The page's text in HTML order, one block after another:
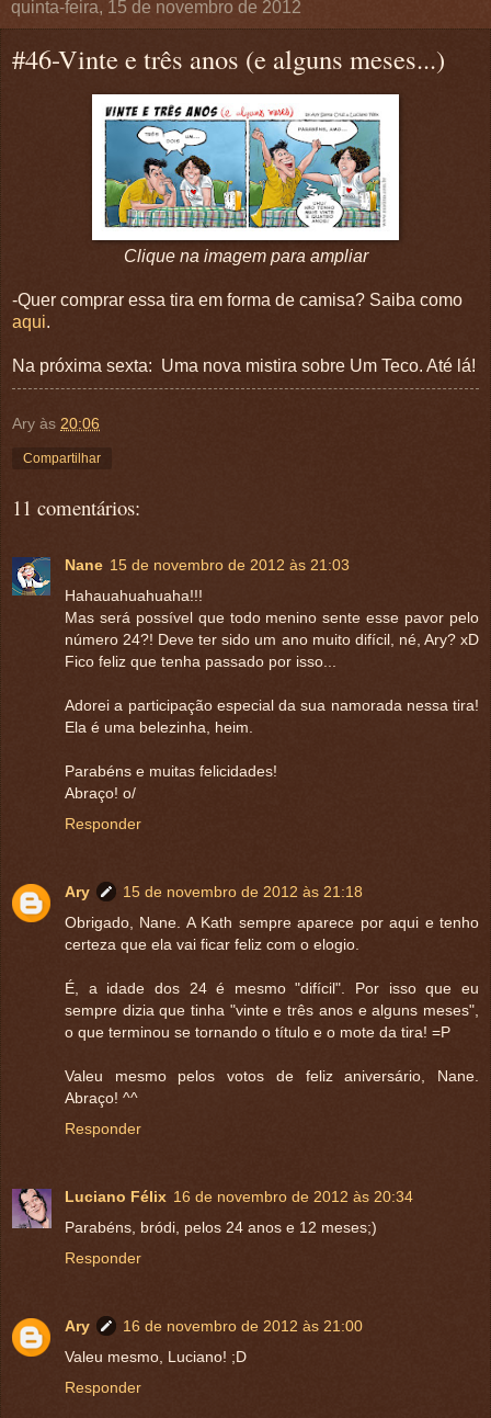
quinta-feira, 15 de novembro de 2012
#46-Vinte e três anos (e alguns meses...)
Clique na imagem para ampliar
-Quer comprar essa tira em forma de camisa? Saiba como
aqui.
Na próxima sexta: Uma nova mistira sobre Um Teco. Até lá!
Ary às 20:06
Compartilhar
11 comentários:
Nane 15 de novembro de 2012 às 21:03
Hahauahuahuaha!!!
Mas será possível que todo menino sente esse pavor pelo
número 24?! Deve ter sido um ano muito difícil, né, Ary? xD
Fico feliz que tenha passado por isso...
Adorei a participação especial da sua namorada nessa tira!
Ela é uma belezinha, heim.
Parabéns e muitas felicidades!
Abraço! o/
Responder
Ary
15 de novembro de 2012 às 21:18
Obrigado, Nane. A Kath sempre aparece por aqui e tenho
certeza que ela vai ficar feliz com o elogio.
É, a idade dos 24 é mesmo "difícil". Por isso que eu
sempre dizia que tinha "vinte e três anos e alguns meses",
o que terminou se tornando o título e o mote da tira! =P
Valeu mesmo pelos votos de feliz aniversário, Nane.
Abraço! ^^
Responder
Luciano Félix 16 de novembro de 2012 às 20:34
Parabéns, bródi, pelos 24 anos e 12 meses;)
Responder
Ary
16 de novembro de 2012 às 21:00
Valeu mesmo, Luciano! ;D
Responder